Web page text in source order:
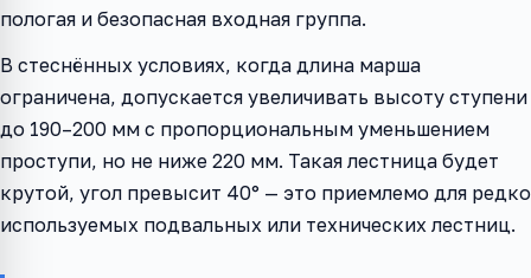
пологая и безопасная входная группа.
В стеснённых условиях, когда длина марша
ограничена, допускается увеличивать высоту ступени
до 190–200 мм с пропорциональным уменьшением
проступи, но не ниже 220 мм. Такая лестница будет
крутой, угол превысит 40° — это приемлемо для редко
используемых подвальных или технических лестниц.